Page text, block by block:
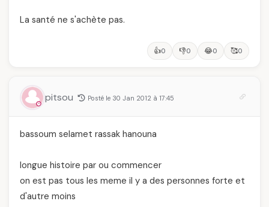
La santé ne s'achète pas.
👍0 👎0 😂0 🥰0
pitsou Posté le 30 Jan 2012 à 17:45
bassoum selamet rassak hanouna
longue histoire par ou commencer
on est pas tous les meme il y a des personnes forte et
d'autre moins